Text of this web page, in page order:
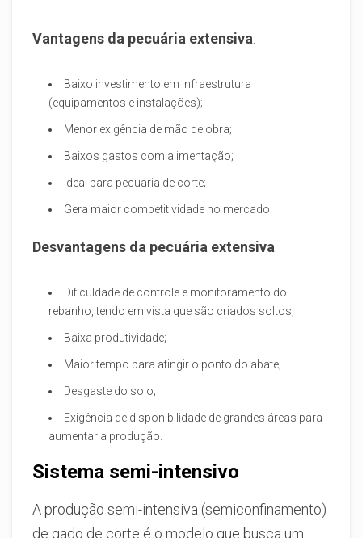
Vantagens da pecuária extensiva:
Baixo investimento em infraestrutura
(equipamentos e instalações);
Menor exigência de mão de obra;
Baixos gastos com alimentação;
Ideal para pecuária de corte;
Gera maior competitividade no mercado.
Desvantagens da pecuária extensiva:
Dificuldade de controle e monitoramento do
rebanho, tendo em vista que são criados soltos;
Baixa produtividade;
Maior tempo para atingir o ponto do abate;
Desgaste do solo;
Exigência de disponibilidade de grandes áreas para
aumentar a produção.
Sistema semi-intensivo
A produção semi-intensiva (semiconfinamento)
de gado de corte é o modelo que busca um